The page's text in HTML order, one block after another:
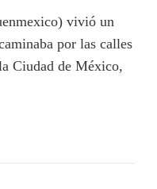
vivió un
por las calles
Ciudad de México,